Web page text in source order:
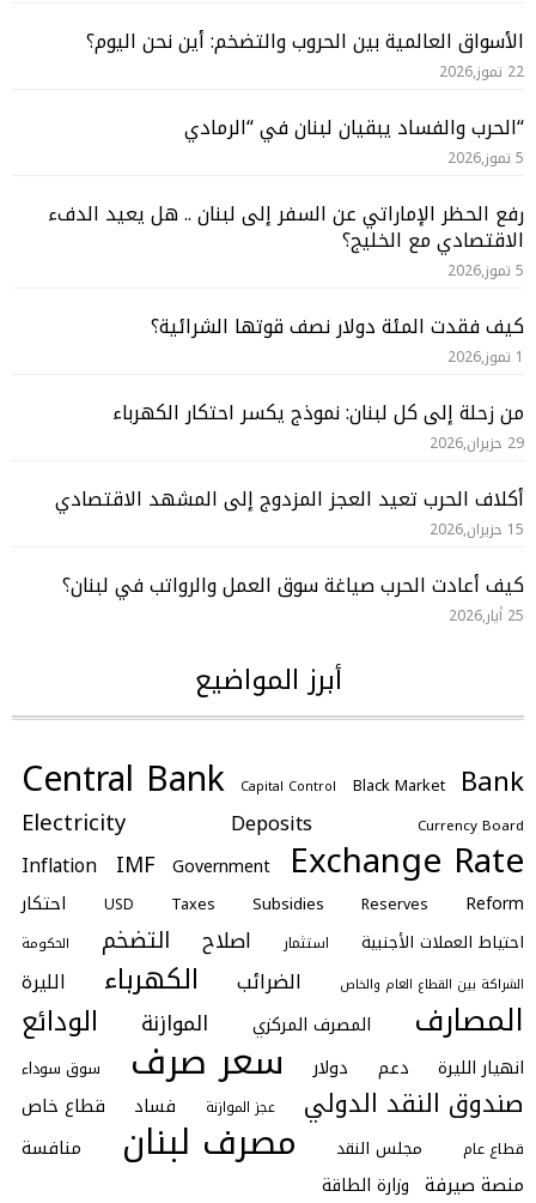
الأسواق العالمية بين الحروب والتضخم: أين نحن اليوم؟
22 تموز,2026
“الحرب والفساد يبقيان لبنان في “الرمادي
5 تموز,2026
رفع الحظر الإماراتي عن السفر إلى لبنان .. هل يعيد الدفء
الاقتصادي مع الخليج؟
5 تموز,2026
كيف فقدت المئة دولار نصف قوتها الشرائية؟
1 تموز,2026
من زحلة إلى كل لبنان: نموذج يكسر احتكار الكهرباء
29 حزيران,2026
أكلاف الحرب تعيد العجز المزدوج إلى المشهد الاقتصادي
15 حزيران,2026
كيف أعادت الحرب صياغة سوق العمل والرواتب في لبنان؟
25 أيار,2026
أبرز المواضيع
Bank
Black Market
Capital Control
Central Bank
Currency Board
Deposits
Electricity
Exchange Rate
Government
IMF
Inflation
Reform
Reserves
Subsidies
Taxes
USD احتكار
احتياط العملات الأجنبية استثمار اصلاح التضخم
الحكومة
الشراكة بين القطاع العام والخاص
الضرائب الكهرباء الليرة
المصارف المصرف المركزي الموازنة الودائع
انهيار الليرة دعم دولار سعر صرف سوق سوداء
صندوق النقد الدولي عجز الموازنة فساد قطاع خاص
قطاع عام مجلس النقد مصرف لبنان
منافسة
منصة صيرفة وزارة الطاقة